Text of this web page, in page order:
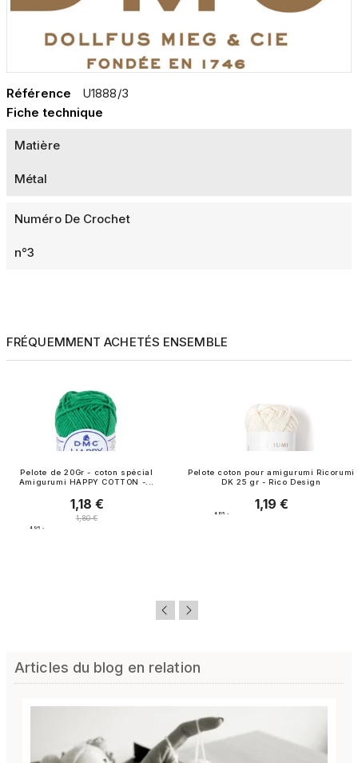
Référence
U1888/3
Fiche technique
Matière
Métal
Numéro De Crochet
n°3
FRÉQUEMMENT ACHETÉS ENSEMBLE
Pelote de 20Gr - coton spécial
Amigurumi HAPPY COTTON -...
Prix
1,18 €
Prix normal
1,80 €
4.9/5 -
Pelote coton pour amigurumi Ricorumi
DK 25 gr - Rico Design
Prix
1,19 €
4.8/5 -
Articles du blog en relation